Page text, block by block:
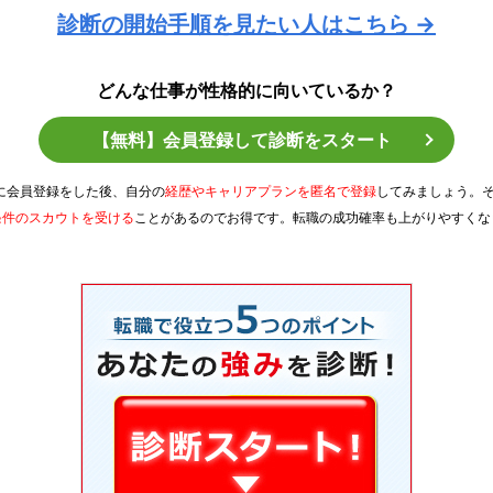
診断の開始手順を見たい人はこちら →
どんな仕事が性格的に向いているか？
【無料】会員登録して診断をスタート
会員登録をした後、自分の経歴やキャリアプランを匿名で登録してみましょう。
のスカウトを受ける ことがあるのでお得です。転職の成功確率も上がりやすくな